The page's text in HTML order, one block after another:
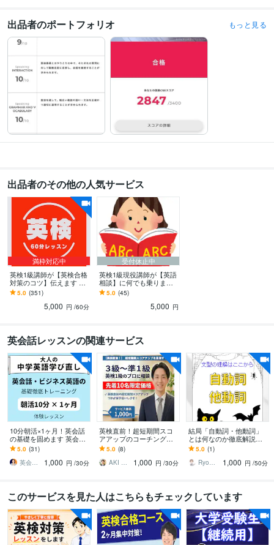
実用英語技能検定1級
TOEIC 取得年 : 2025年
キャリアコンサルタント 取得年 : 2025年
語学力
英語 ビジネスレベル
出品者のポートフォリオ もっと見る
出品者のその他の人気サービス
満枠対応中
英検1級講師が【英検合格
対策のコツ】伝えます ★1
次対策！CBT対策！2次面
接対策！学習相談も可能
5.0 (351)
5,000 円 /60分
受付休止中
英検1級現役講師が【英語
相談】に何でも乗ります
★英語の悩みスッキリ解
決！対面レッスンにて受
5.0 (45)
5,000 円
英会話レッスンの関連サービス
10分朝活×1ヶ月！英会話
の基礎を固めます 英会話
に必須【大人の中学英
語】徹底トレーニング（3
0分体験）
5.0 (31)
英会話・ビジネス英語の基礎専門トレーナー
1,000 円 /30分
英検直前！超短期間スコ
アアップのコーチングを
します ☆実績作り限定価
格（先着10名） ☆プロ
のアドバイス
5.0 (8)
AKI 英検合格のプロ
1,000 円 /30分
結局「自動詞・他動詞」
とは何なのか徹底解説し
ます 模試で英語満点を取
った生徒をもつ現役塾講
師がスライドで解説！
5.0 (1)
Ryo｜“英文法特化型”現役塾講師
1,000 円 /50分
このサービスを見た人はこちらもチェックしています